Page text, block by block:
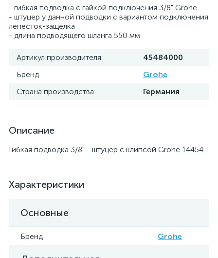
- гибкая подводка с гайкой подключения 3/8" Grohe
- штуцер у данной подводки с вариантом подключения
лепесток-защелка
- длина подводящего шланга 550 мм
Артикул производителя
45484000
Бренд
Grohe
Страна производства
Германия
Описание
Гибкая подводка 3/8" - штуцер с клипсой Grohe 14454
Характеристики
Основные
Бренд Grohe